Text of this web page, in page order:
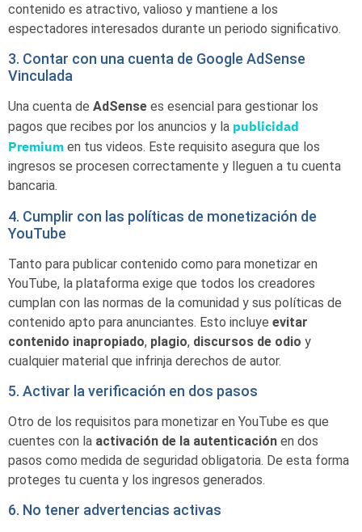
contenido es atractivo, valioso y mantiene a los
espectadores interesados durante un periodo significativo.
3. Contar con una cuenta de Google AdSense
Vinculada
Una cuenta de AdSense es esencial para gestionar los
pagos que recibes por los anuncios y la publicidad
Premium en tus videos. Este requisito asegura que los
ingresos se procesen correctamente y lleguen a tu cuenta
bancaria.
4. Cumplir con las políticas de monetización de
YouTube
Tanto para publicar contenido como para monetizar en
YouTube, la plataforma exige que todos los creadores
cumplan con las normas de la comunidad y sus políticas de
contenido apto para anunciantes. Esto incluye evitar
contenido inapropiado, plagio, discursos de odio y
cualquier material que infrinja derechos de autor.
5. Activar la verificación en dos pasos
Otro de los requisitos para monetizar en YouTube es que
cuentes con la activación de la autenticación en dos
pasos como medida de seguridad obligatoria. De esta forma
proteges tu cuenta y los ingresos generados.
6. No tener advertencias activas